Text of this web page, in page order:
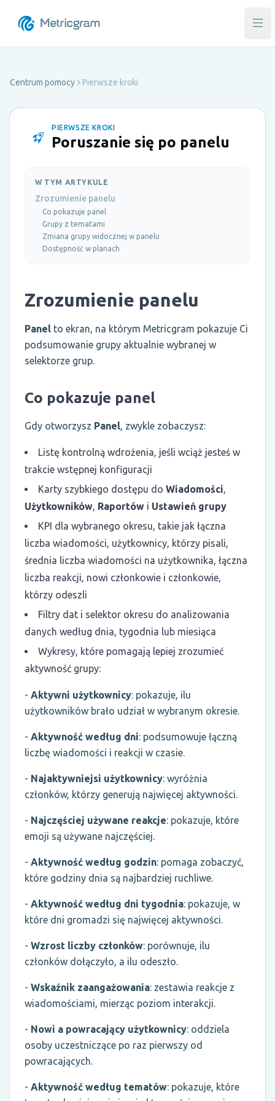
Centrum pomocy Pierwsze kroki
PIERWSZE KROKI
Poruszanie się po panelu
W TYM ARTYKULE
Zrozumienie panelu
Co pokazuje panel
Grupy z tematami
Zmiana grupy widocznej w panelu
Dostępność w planach
Zrozumienie panelu
Panel to ekran, na którym Metricgram pokazuje Ci
podsumowanie grupy aktualnie wybranej w
selektorze grup.
Co pokazuje panel
Gdy otworzysz Panel, zwykle zobaczysz:
Listę kontrolną wdrożenia, jeśli wciąż jesteś w
trakcie wstępnej konfiguracji
Karty szybkiego dostępu do Wiadomości,
Użytkowników, Raportów i Ustawień grupy
KPI dla wybranego okresu, takie jak łączna
liczba wiadomości, użytkownicy, którzy pisali,
średnia liczba wiadomości na użytkownika, łączna
liczba reakcji, nowi członkowie i członkowie,
którzy odeszli
Filtry dat i selektor okresu do analizowania
danych według dnia, tygodnia lub miesiąca
Wykresy, które pomagają lepiej zrozumieć
aktywność grupy:
- Aktywni użytkownicy: pokazuje, ilu
użytkowników brało udział w wybranym okresie.
- Aktywność według dni: podsumowuje łączną
liczbę wiadomości i reakcji w czasie.
- Najaktywniejsi użytkownicy: wyróżnia
członków, którzy generują najwięcej aktywności.
- Najczęściej używane reakcje: pokazuje, które
emoji są używane najczęściej.
- Aktywność według godzin: pomaga zobaczyć,
które godziny dnia są najbardziej ruchliwe.
- Aktywność według dni tygodnia: pokazuje, w
które dni gromadzi się najwięcej aktywności.
- Wzrost liczby członków: porównuje, ilu
członków dołączyło, a ilu odeszło.
- Wskaźnik zaangażowania: zestawia reakcje z
wiadomościami, mierząc poziom interakcji.
- Nowi a powracający użytkownicy: oddziela
osoby uczestniczące po raz pierwszy od
powracających.
- Aktywność według tematów: pokazuje, które